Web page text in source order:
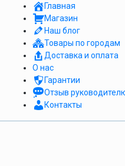
Главная
Магазин
Наш блог
Товары по городам
Доставка и оплата
О нас
Гарантии
Отзыв
Контакты